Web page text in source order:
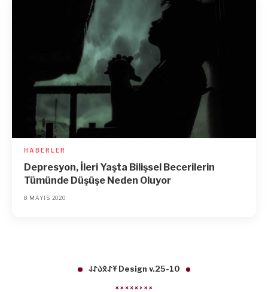
HABERLER
Depresyon, İleri Yaşta Bilişsel Becerilerin
Tümünde Düşüşe Neden Oluyor
8 MAYIS 2020
𐱁𐰀𐰋𐰉𐰀𐰞 Design v.25-10